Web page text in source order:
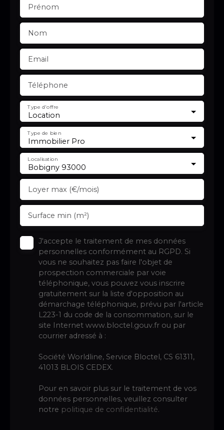
Prénom
Nom
Email
Téléphone
Location
Type d'offre
Immobilier Pro
Type de bien
Bobigny 93000
Localisation
Loyer max (€/mois)
Surface min (m²)
J'accepte le traitement de mes données
personnelles conformément au RGPD. Si
vous ne souhaitez pas faire l'objet de
prospection commerciale par voie
téléphonique, vous pouvez vous inscrire
gratuitement sur la liste d'opposition au
démarchage téléphonique, prévu par l'article
L223-1 du code de la consommation, sur le
site Internet www.bloctel.gouv.fr ou par
courrier adressé à :
Société Worldline, Service Bloctel, CS 61311,
41013 BLOIS CEDEX.
Pour en savoir plus sur le traitement de vos
données personnelles, veuillez consulter
notre politique de confidentialité.